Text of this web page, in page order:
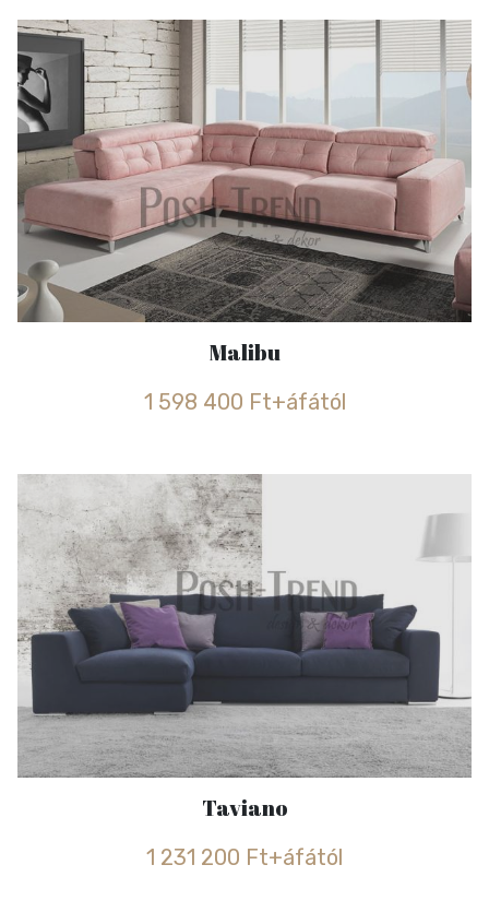
Malibu
1 598 400 Ft+áfától
Taviano
1 231 200 Ft+áfától